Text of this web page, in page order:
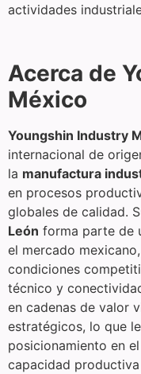
actividades
Acerca de
México
Youngshin Industry
internacional de
la manufactura
en procesos
globales de calidad.
León forma parte de
el mercado
condiciones
técnico y
en cadenas de valor
estratégicos, lo que
posicionamiento en
capacidad